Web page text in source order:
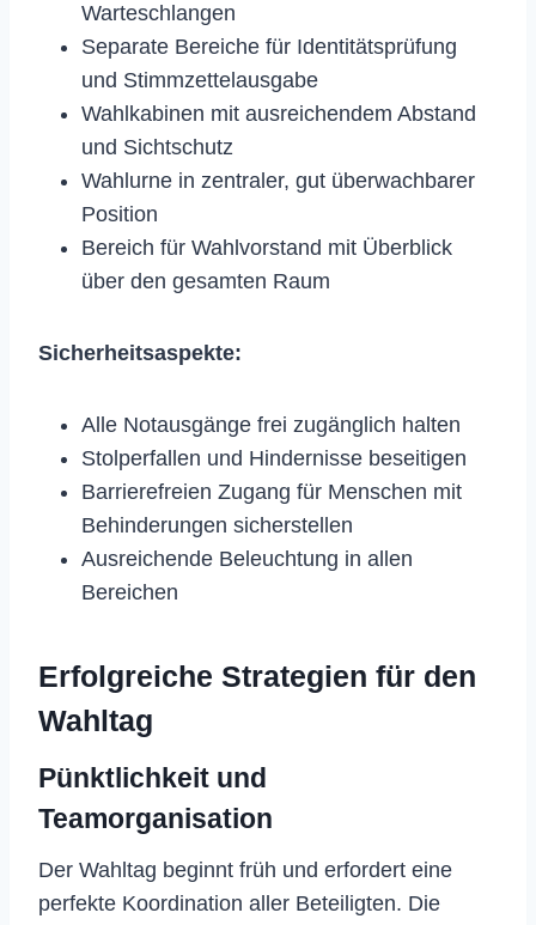
Warteschlangen
Separate Bereiche für Identitätsprüfung
und Stimmzettelausgabe
Wahlkabinen mit ausreichendem Abstand
und Sichtschutz
Wahlurne in zentraler, gut überwachbarer
Position
Bereich für Wahlvorstand mit Überblick
über den gesamten Raum
Sicherheitsaspekte:
Alle Notausgänge frei zugänglich halten
Stolperfallen und Hindernisse beseitigen
Barrierefreien Zugang für Menschen mit
Behinderungen sicherstellen
Ausreichende Beleuchtung in allen
Bereichen
Erfolgreiche Strategien für den
Wahltag
Pünktlichkeit und
Teamorganisation
Der Wahltag beginnt früh und erfordert eine
perfekte Koordination aller Beteiligten. Die